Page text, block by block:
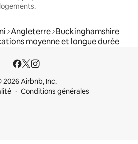
Angleterre Buckinghamshire
moyenne et longue durée
2026 Airbnb, Inc.
Conditions générales